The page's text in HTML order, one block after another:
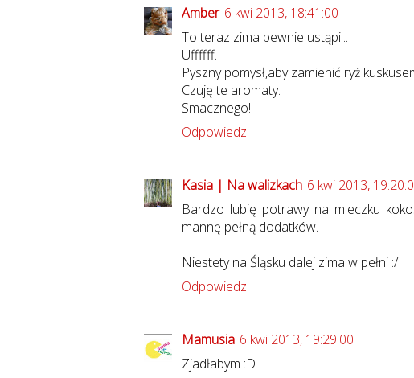
Amber 6 kwi 2013, 18:41:00
To teraz zima pewnie ustąpi...
Uffffff.
Pyszny pomysł,aby zamienić ryż
Czuję te aromaty.
Smacznego!
Odpowiedz
Kasia | Na walizkach 6 kwi 2013,
Bardzo lubię potrawy na mleczku
mannę pełną dodatków.
Niestety na Śląsku dalej zima w pełni :/
Odpowiedz
Mamusia 6 kwi 2013, 19:29:00
Zjadłabym :D